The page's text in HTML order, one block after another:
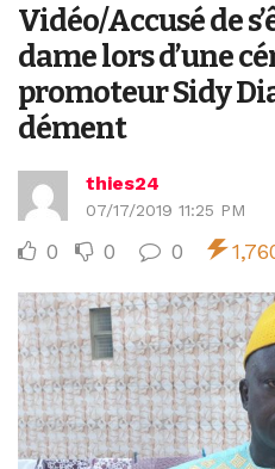
Vidéo/Accusé de
dame lors d’une
promoteur Sidy
dément
thies24
07/17/2019 11:25 PM
0 0 0